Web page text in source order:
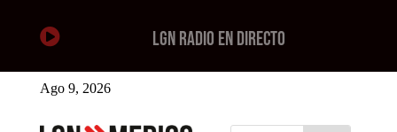
 LGN RADIO EN DIRECTO
Ago 9, 2026